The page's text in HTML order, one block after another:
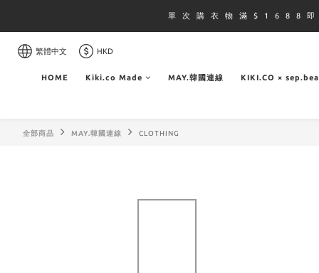
單 次 購 衣 物 滿 $ 1 6 8 8
繁體中文 HKD
HOME Kiki.co Made MAY.韓國連線 KIKI.CO ×
全部商品 MAY.韓國連線 CLOTHING